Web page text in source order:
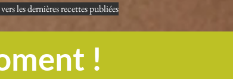
les dernières recettes publiées
!